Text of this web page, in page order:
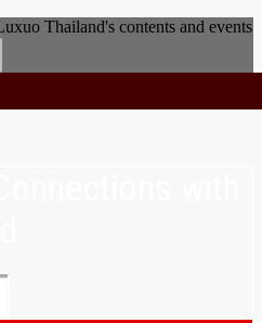
Thailand's contents and events